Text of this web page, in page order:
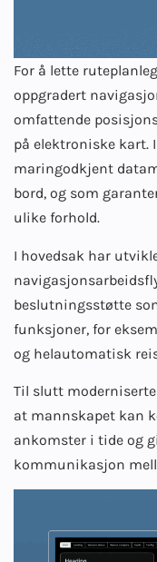
For å lette
oppgradert
omfattende
på elektroniske kart.
maringodkjent
bord, og som
ulike forhold.
I hovedsak har
beslutningsstøtte
funksjoner, for
og helautomatisk
Til slutt
at mannskapet kan
ankomster i tide og
kommunikasjon